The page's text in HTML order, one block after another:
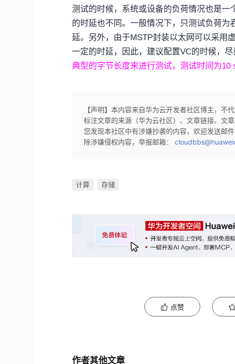
测试的时候，系统或设备的负荷情况也是
的时延也不同。一般情况下，只测试负荷为
延。另外，由于MSTP封装以太网可以采用
一定的时延，因此，建议配置VC的时候，
典型的字节长度来进行测试，测试时间为10
【声明】本内容来自华为云开发者社区博主，不
标注文章的来源（华为云社区）、文章链接、文
您发现本社区中有涉嫌抄袭的内容，欢迎发送邮
除涉嫌侵权内容，举报邮箱：
计算 存储
点赞
作者其他文章